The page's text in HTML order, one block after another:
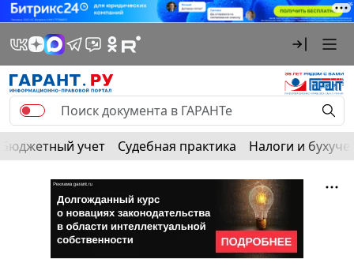
Бюджетный учет Судебная практика Налоги и